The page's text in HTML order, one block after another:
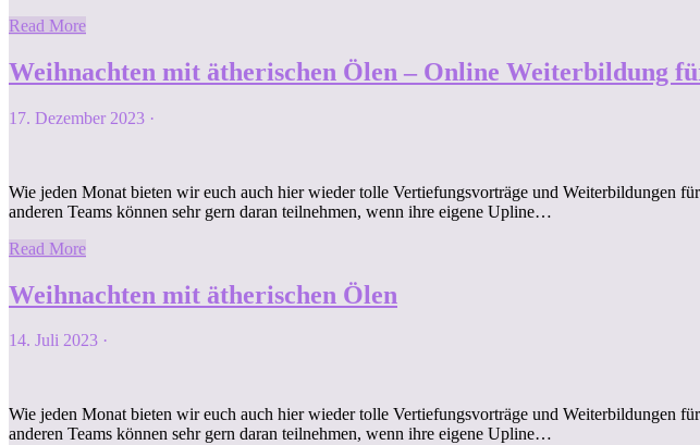
Read More
Weihnachten mit ätherischen Ölen – Online Weiterbildung
17. Dezember 2023 ·
Wie jeden Monat bieten wir euch auch hier wieder tolle Vertiefungsvorträge und Weiterbildungen
anderen Teams können sehr gern daran teilnehmen, wenn ihre eigene Upline…
Read More
Weihnachten mit ätherischen Ölen
14. Juli 2023 ·
Wie jeden Monat bieten wir euch auch hier wieder tolle Vertiefungsvorträge und Weiterbildungen
anderen Teams können sehr gern daran teilnehmen, wenn ihre eigene Upline…